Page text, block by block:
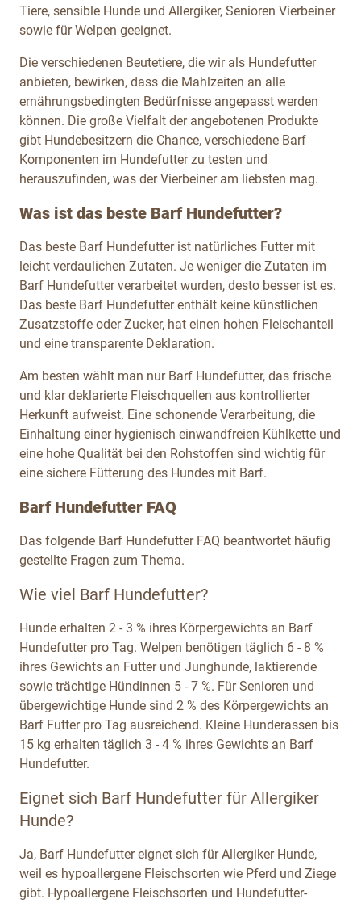
Tiere, sensible Hunde und Allergiker, Senioren Vierbeiner
sowie für Welpen geeignet.
Die verschiedenen Beutetiere, die wir als Hundefutter
anbieten, bewirken, dass die Mahlzeiten an alle
ernährungsbedingten Bedürfnisse angepasst werden
können. Die große Vielfalt der angebotenen Produkte
gibt Hundebesitzern die Chance, verschiedene Barf
Komponenten im Hundefutter zu testen und
herauszufinden, was der Vierbeiner am liebsten mag.
Was ist das beste Barf Hundefutter?
Das beste Barf Hundefutter ist natürliches Futter mit
leicht verdaulichen Zutaten. Je weniger die Zutaten im
Barf Hundefutter verarbeitet wurden, desto besser ist es.
Das beste Barf Hundefutter enthält keine künstlichen
Zusatzstoffe oder Zucker, hat einen hohen Fleischanteil
und eine transparente Deklaration.
Am besten wählt man nur Barf Hundefutter, das frische
und klar deklarierte Fleischquellen aus kontrollierter
Herkunft aufweist. Eine schonende Verarbeitung, die
Einhaltung einer hygienisch einwandfreien Kühlkette und
eine hohe Qualität bei den Rohstoffen sind wichtig für
eine sichere Fütterung des Hundes mit Barf.
Barf Hundefutter FAQ
Das folgende Barf Hundefutter FAQ beantwortet häufig
gestellte Fragen zum Thema.
Wie viel Barf Hundefutter?
Hunde erhalten 2 - 3 % ihres Körpergewichts an Barf
Hundefutter pro Tag. Welpen benötigen täglich 6 - 8 %
ihres Gewichts an Futter und Junghunde, laktierende
sowie trächtige Hündinnen 5 - 7 %. Für Senioren und
übergewichtige Hunde sind 2 % des Körpergewichts an
Barf Futter pro Tag ausreichend. Kleine Hunderassen bis
15 kg erhalten täglich 3 - 4 % ihres Gewichts an Barf
Hundefutter.
Eignet sich Barf Hundefutter für Allergiker
Hunde?
Ja, Barf Hundefutter eignet sich für Allergiker Hunde,
weil es hypoallergene Fleischsorten wie Pferd und Ziege
gibt. Hypoallergene Fleischsorten und Hundefutter-